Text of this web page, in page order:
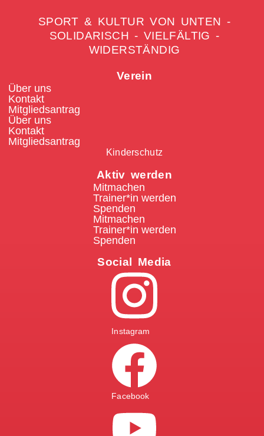
SPORT & KULTUR VON UNTEN -
SOLIDARISCH - VIELFÄLTIG -
WIDERSTÄNDIG
Verein
Über uns
Kontakt
Mitgliedsantrag
Über uns
Kontakt
Mitgliedsantrag
Kinderschutz
Aktiv werden
Mitmachen
Trainer*in werden
Spenden
Mitmachen
Trainer*in werden
Spenden
Social Media
Instagram
Facebook